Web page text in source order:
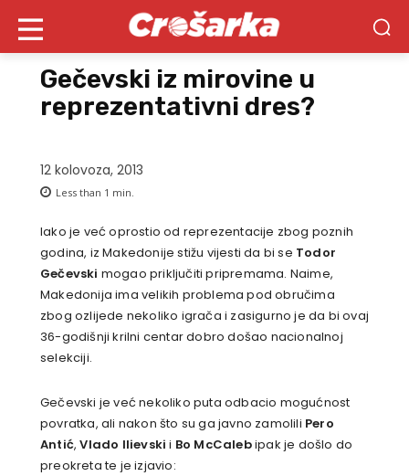
Gečevski iz mirovine u
reprezentativni dres?
12 kolovoza, 2013
Less than 1 min.
Iako je već oprostio od reprezentacije zbog poznih
godina, iz Makedonije stižu vijesti da bi se Todor
Gečevski mogao priključiti pripremama. Naime,
Makedonija ima velikih problema pod obručima
zbog ozlijede nekoliko igrača i zasigurno je da bi ovaj
36-godišnji krilni centar dobro došao nacionalnoj
selekciji.
Gečevski je već nekoliko puta odbacio mogućnost
povratka, ali nakon što su ga javno zamolili Pero
Antić,Vlado Ilievski i Bo McCalebipak je došlo do
preokreta te je izjavio: